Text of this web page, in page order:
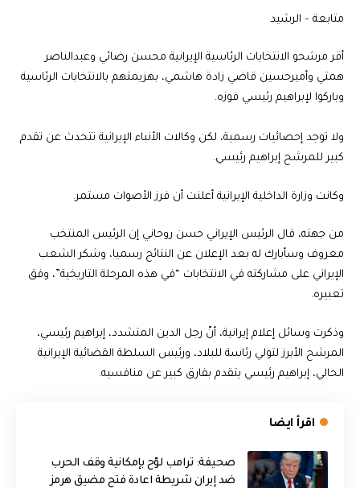
متابعة – الرشيد
أقر مرشحو الانتخابات الرئاسية الإيرانية محسن رضائي وعبدالناصر
همتي وأميرحسين قاضي زادة هاشمي، بهزيمتهم بالانتخابات الرئاسية
وباركوا لإبراهيم رئيسي فوزه.
ولا توجد إحصائيات رسمية، لكن وكالات الأنباء الإيرانية تتحدث عن تقدم
كبير للمرشح إبراهيم رئيسي.
وكانت وزارة الداخلية الإيرانية أعلنت أن فرز الأصوات مستمر.
من جهته، قال الرئيس الإيراني حسن روحاني إن الرئيس المنتخب
معروف وسأبارك له بعد الإعلان عن النتائج رسميا، وشكر الشعب
الإيراني على مشاركته في الانتخابات “في هذه المرحلة التاريخية”، وفق
تعبيره.
وذكرت وسائل إعلام إيرانية، أنّ رجل الدين المتشدد، إبراهيم رئيسي،
المرشح الأبرز لتولي رئاسة للبلاد، ورئيس السلطة القضائية الإيرانية
الحالي، إبراهيم رئيسي يتقدم بفارق كبير عن منافسيه.
اقرأ ايضا
صحيفة: ترامب لوّح بإمكانية وقف الحرب
ضد إيران شريطة اعادة فتح مضيق هرمز